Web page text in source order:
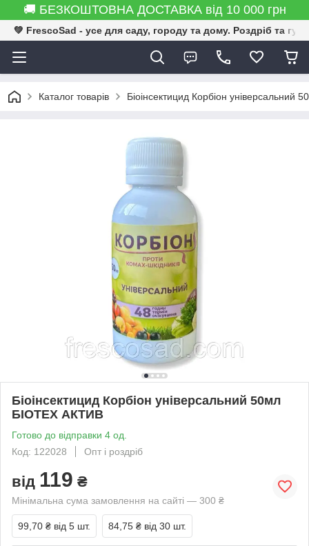
🚚 БЕЗКОШТОВНА ДОСТАВКА від 10 000 грн
💚 FrescoSad - усе для саду, городу та дому. Роздріб та
Каталог товарів Біоінсектицид Корбіон
Біоінсектицид Корбіон унiверсальний 50мл
БІОТЕХ АКТИВ
Готово до відправки 4 од.
Код: 122028
Опт і роздріб
від 119 ₴
Мінімальна сума замовлення на сайті — 300 ₴
99,70 ₴ від 5 шт. 84,75 ₴ від 30 шт.